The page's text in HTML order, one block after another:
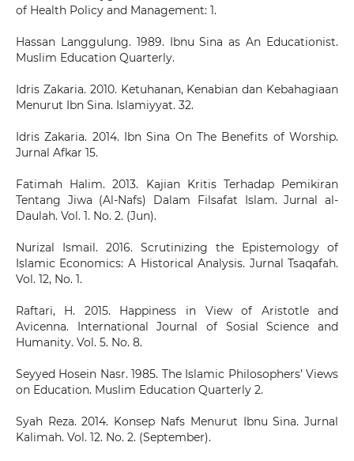
of Health Policy and Management: 1.
Hassan Langgulung. 1989. Ibnu Sina as An Educationist.
Muslim Education Quarterly.
Idris Zakaria. 2010. Ketuhanan, Kenabian dan Kebahagiaan
Menurut Ibn Sina. Islamiyyat. 32.
Idris Zakaria. 2014. Ibn Sina On The Benefits of Worship.
Jurnal Afkar 15.
Fatimah Halim. 2013. Kajian Kritis Terhadap Pemikiran
Tentang Jiwa (Al-Nafs) Dalam Filsafat Islam. Jurnal al-
Daulah. Vol. 1. No. 2. (Jun).
Nurizal Ismail. 2016. Scrutinizing the Epistemology of
Islamic Economics: A Historical Analysis. Jurnal Tsaqafah.
Vol. 12, No. 1.
Raftari, H. 2015. Happiness in View of Aristotle and
Avicenna. International Journal of Sosial Science and
Humanity. Vol. 5. No. 8.
Seyyed Hosein Nasr. 1985. The Islamic Philosophers’ Views
on Education. Muslim Education Quarterly 2.
Syah Reza. 2014. Konsep Nafs Menurut Ibnu Sina. Jurnal
Kalimah. Vol. 12. No. 2. (September).